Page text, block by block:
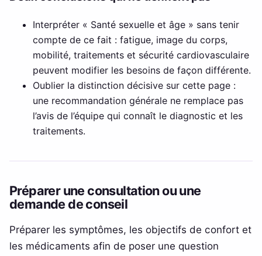
Interpréter « Santé sexuelle et âge » sans tenir
compte de ce fait : fatigue, image du corps,
mobilité, traitements et sécurité cardiovasculaire
peuvent modifier les besoins de façon différente.
Oublier la distinction décisive sur cette page :
une recommandation générale ne remplace pas
l’avis de l’équipe qui connaît le diagnostic et les
traitements.
Préparer une consultation ou une
demande de conseil
Préparer les symptômes, les objectifs de confort et
les médicaments afin de poser une question